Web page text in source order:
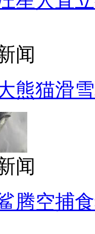
闻
熊猫滑
闻
腾空捕